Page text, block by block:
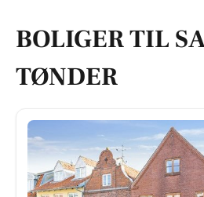
BOLIGER TIL
TØNDER